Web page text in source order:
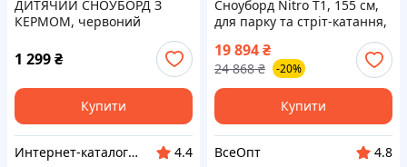
ДИТЯЧИЙ СНОУБОРД З
КЕРМОМ, червоний
1 299₴
Купити
Интер​н​ет-ка​талог ​с​​ки​док "iBag.ua"
4.4
Сноуборд Nitro T1, 155 см,
для парку та стріт-катання,
19 894₴
24 868 ₴ -20%
Купити
ВсеОпт
4.8